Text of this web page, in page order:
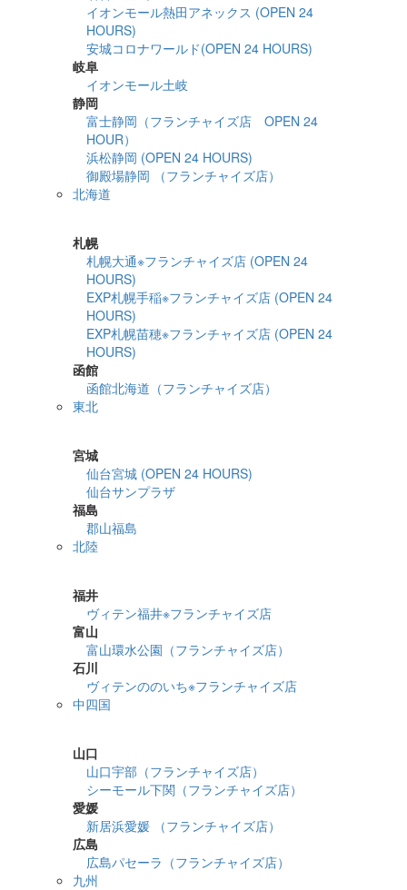
イオンモール熱田アネックス (OPEN 24
HOURS)
安城コロナワールド(OPEN 24 HOURS)
岐阜
イオンモール土岐
静岡
富士静岡（フランチャイズ店 OPEN 24
HOUR）
浜松静岡 (OPEN 24 HOURS)
御殿場静岡 （フランチャイズ店）
北海道
札幌
札幌大通※フランチャイズ店 (OPEN 24
HOURS)
EXP札幌手稲※フランチャイズ店 (OPEN 24
HOURS)
EXP札幌苗穂※フランチャイズ店 (OPEN 24
HOURS)
函館
函館北海道（フランチャイズ店）
東北
宮城
仙台宮城 (OPEN 24 HOURS)
仙台サンプラザ
福島
郡山福島
北陸
福井
ヴィテン福井※フランチャイズ店
富山
富山環水公園（フランチャイズ店）
石川
ヴィテンののいち※フランチャイズ店
中四国
山口
山口宇部（フランチャイズ店）
シーモール下関（フランチャイズ店）
愛媛
新居浜愛媛 （フランチャイズ店）
広島
広島パセーラ（フランチャイズ店）
九州